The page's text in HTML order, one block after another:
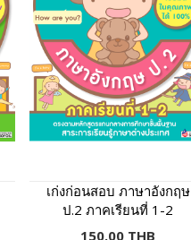
เก่งก่อนสอบ ภาษาอังกฤษ
ป.2 ภาคเรียนที่ 1-2
150.00 THB